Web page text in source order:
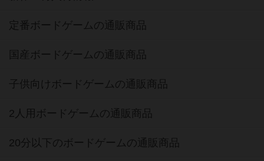
定番ボードゲームの通販商品
国産ボードゲームの通販商品
子供向けボードゲームの通販商品
2人用ボードゲームの通販商品
20分以下のボードゲームの通販商品